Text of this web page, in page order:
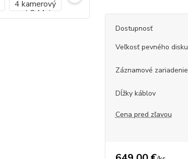
Dostupnosť
Veľkosť pevného disku
Záznamové zariadenie
Dĺžky káblov
Cena pred zľavou